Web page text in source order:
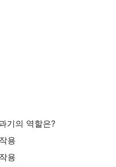
기의 역할은?
용
용